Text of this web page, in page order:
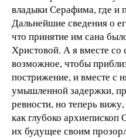
владыки Серафима, где и
Дальнейшие сведения о
что принятие им сана
Христовой. А я вместе со
возможное, чтобы
пострижение, и вместе с
умышленной задержки,
ревности, но теперь
как глубоко
их будущее своим